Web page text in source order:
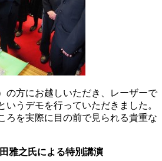
の方にお越しいただき、レーザーで
いうデモを行っていただきました。
ろを実際に目の前で見られる貴重な
雅之氏による特別講演